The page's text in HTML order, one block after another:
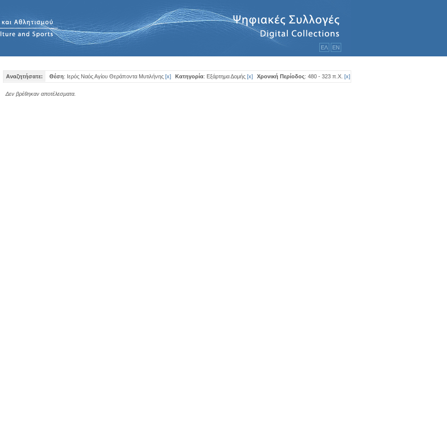
ΕΛ ΕΝ
Αναζητήσατε: Θέση: Ιερός Ναός Αγίου Θεράποντα Μυτιλήνης [x] Κατηγορία: Εξάρτημα Δομής [x] Χρονική Περίοδος: 480 - 323 π.Χ. [x]
Δεν βρέθηκαν αποτέλεσματα.